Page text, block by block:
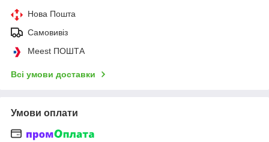
Нова Пошта
Самовивіз
Meest ПОШТА
Всі умови доставки
Умови оплати